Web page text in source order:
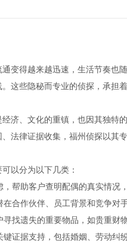
变得越来越迅速，生活节奏也
这些隐秘而专业的侦探，承担
济、文化的重镇，也因其独特
法律证据收集，福州侦探以其
以分为以下几类：
帮助客户查明配偶的真实情况
合作伙伴、员工背景和竞争对
找遗失的重要物品，如贵重财
证据支持，包括婚姻、劳动纠